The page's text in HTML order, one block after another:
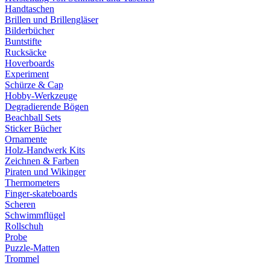
Handtaschen
Brillen und Brillengläser
Bilderbücher
Buntstifte
Rucksäcke
Hoverboards
Experiment
Schürze & Cap
Hobby-Werkzeuge
Degradierende Bögen
Beachball Sets
Sticker Bücher
Ornamente
Holz-Handwerk Kits
Zeichnen & Farben
Piraten und Wikinger
Thermometers
Finger-skateboards
Scheren
Schwimmflügel
Rollschuh
Probe
Puzzle-Matten
Trommel